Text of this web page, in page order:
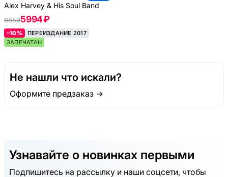
Alex Harvey & His Soul Band
66595994 ₽
–10%
ПЕРЕИЗДАНИЕ 2017
ЗАПЕЧАТАН
Не нашли что искали?
Оформите предзаказ →
Узнавайте о новинках первыми
Подпишитесь на рассылку и наши соцсети, чтобы